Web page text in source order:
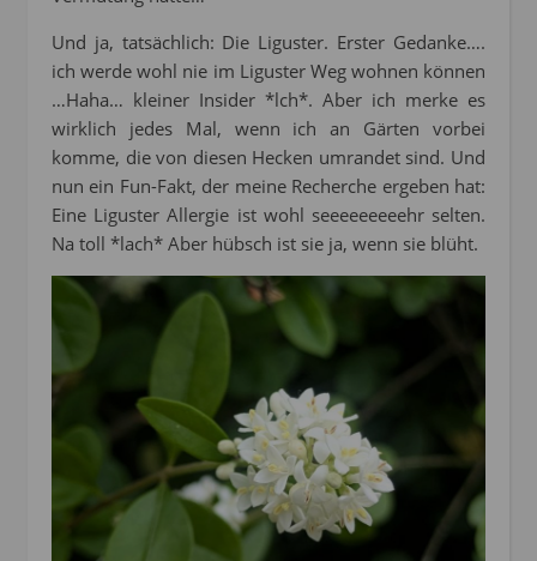
Und ja, tatsächlich: Die Liguster. Erster Gedanke….
ich werde wohl nie im Liguster Weg wohnen können
…Haha… kleiner Insider *lch*. Aber ich merke es
wirklich jedes Mal, wenn ich an Gärten vorbei
komme, die von diesen Hecken umrandet sind. Und
nun ein Fun-Fakt, der meine Recherche ergeben hat:
Eine Liguster Allergie ist wohl seeeeeeeeehr selten.
Na toll *lach* Aber hübsch ist sie ja, wenn sie blüht.